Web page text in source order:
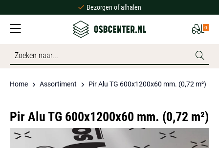
Bezorgen of afhalen
Ruime voorraad
0
Home Assortiment Pir Alu TG 600x1200x60 mm. (0,72 m²)
Pir Alu TG 600x1200x60 mm. (0,72 m²)